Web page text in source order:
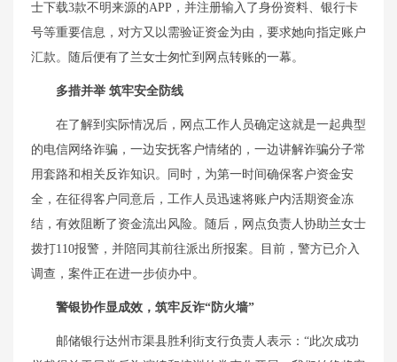
士下载3款不明来源的APP，并注册输入了身份资料、银行卡
号等重要信息，对方又以需验证资金为由，要求她向指定账户
汇款。随后便有了兰女士匆忙到网点转账的一幕。
多措并举 筑牢安全防线
在了解到实际情况后，网点工作人员确定这就是一起典型
的电信网络诈骗，一边安抚客户情绪的，一边讲解诈骗分子常
用套路和相关反诈知识。同时，为第一时间确保客户资金安
全，在征得客户同意后，工作人员迅速将账户内活期资金冻
结，有效阻断了资金流出风险。随后，网点负责人协助兰女士
拨打110报警，并陪同其前往派出所报案。目前，警方已介入
调查，案件正在进一步侦办中。
警银协作显成效，筑牢反诈“防火墙”
邮储银行达州市渠县胜利街支行负责人表示：“此次成功